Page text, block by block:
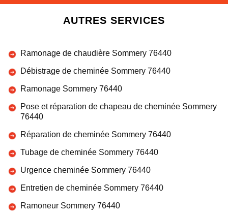
AUTRES SERVICES
Ramonage de chaudière Sommery 76440
Débistrage de cheminée Sommery 76440
Ramonage Sommery 76440
Pose et réparation de chapeau de cheminée Sommery
76440
Réparation de cheminée Sommery 76440
Tubage de cheminée Sommery 76440
Urgence cheminée Sommery 76440
Entretien de cheminée Sommery 76440
Ramoneur Sommery 76440